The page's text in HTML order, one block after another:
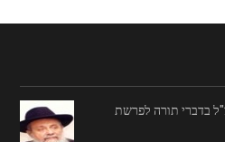
בדברי תורה לפרשת